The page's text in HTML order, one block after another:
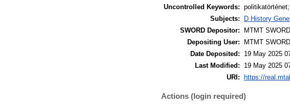
Uncontrolled Keywords:
Subjects:
D History
SWORD Depositor:
MTMT SWORD
Depositing User:
MTMT SWORD
Date Deposited:
19 May 2025
Last Modified:
19 May 2025
URI:
https://
Actions (login required)